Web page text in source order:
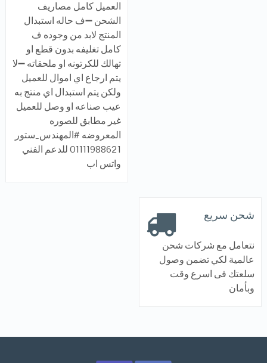
العميل كامل مصاريف
الشحن ➖ف حاله استبدال
المنتج لابد من وجوده ف
كامل تغليفه بدون قطع او
تهالك للكرتونه او ملحقاته ➖لا
يتم ارجاع اي اموال للعميل
ولكن يتم استبدال اي منتج به
عيب صناعه او وصل للعميل
غير مطابق للصوره
المعروضه #المهندس_ستور
01111988621 للدعم الفني
واتس اب
شحن سريع
نتعامل مع شركات شحن
عالمية لكي تضمن وصول
سلعتك فى اسرع وقت
وبأمان